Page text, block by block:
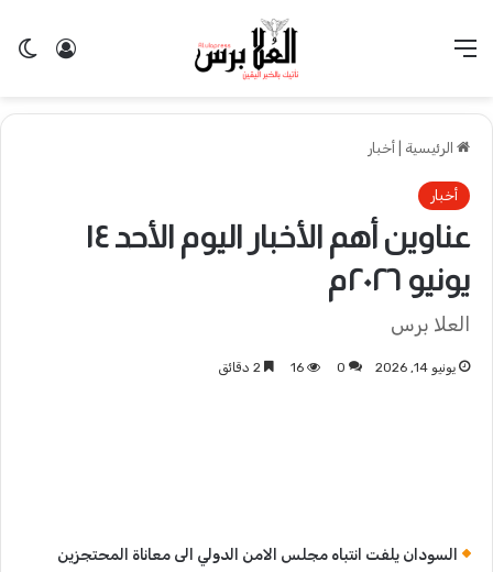
الرئيسية أخبار
أخبار
عناوين أهم الأخبار اليوم الأحد ١٤
يونيو ٢٠٢٦م​
العلا برس
يونيو 14, 2026 0
16
السودان يلفت انتباه مجلس الامن الدولي الى معاناة المحتجزين